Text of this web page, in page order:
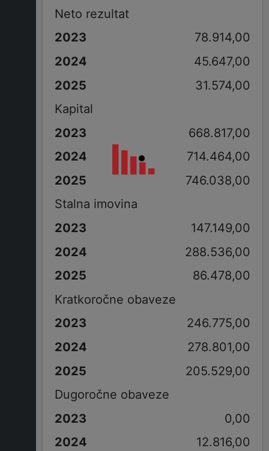
Neto rezultat
78.914,00
45.647,00
31.574,00
Kapital
668.817,00
714.464,00
746.038,00
Stalna imovina
147.149,00
288.536,00
86.478,00
Kratkoročne obaveze
246.775,00
278.801,00
205.529,00
Dugoročne obaveze
0,00
12.816,00